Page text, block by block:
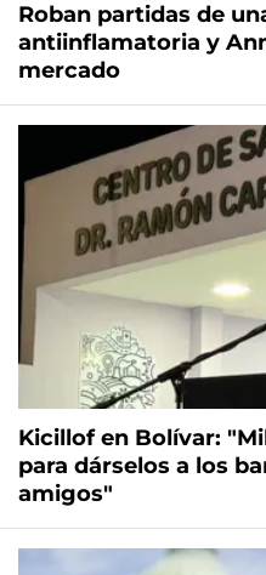
Roban partidas de
antiinflamatoria y
mercado
Kicillof en Bolívar:
para dárselos a los
amigos"